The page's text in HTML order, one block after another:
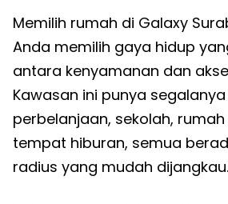
Memilih rumah di Galaxy
Anda memilih gaya hidup
antara kenyamanan dan
Kawasan ini punya
perbelanjaan, sekolah,
tempat hiburan, semua
radius yang mudah dijangkau.